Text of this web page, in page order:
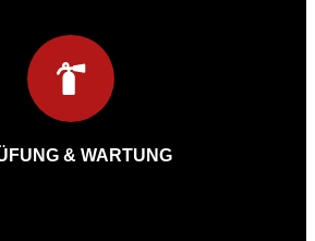
& WARTUNG